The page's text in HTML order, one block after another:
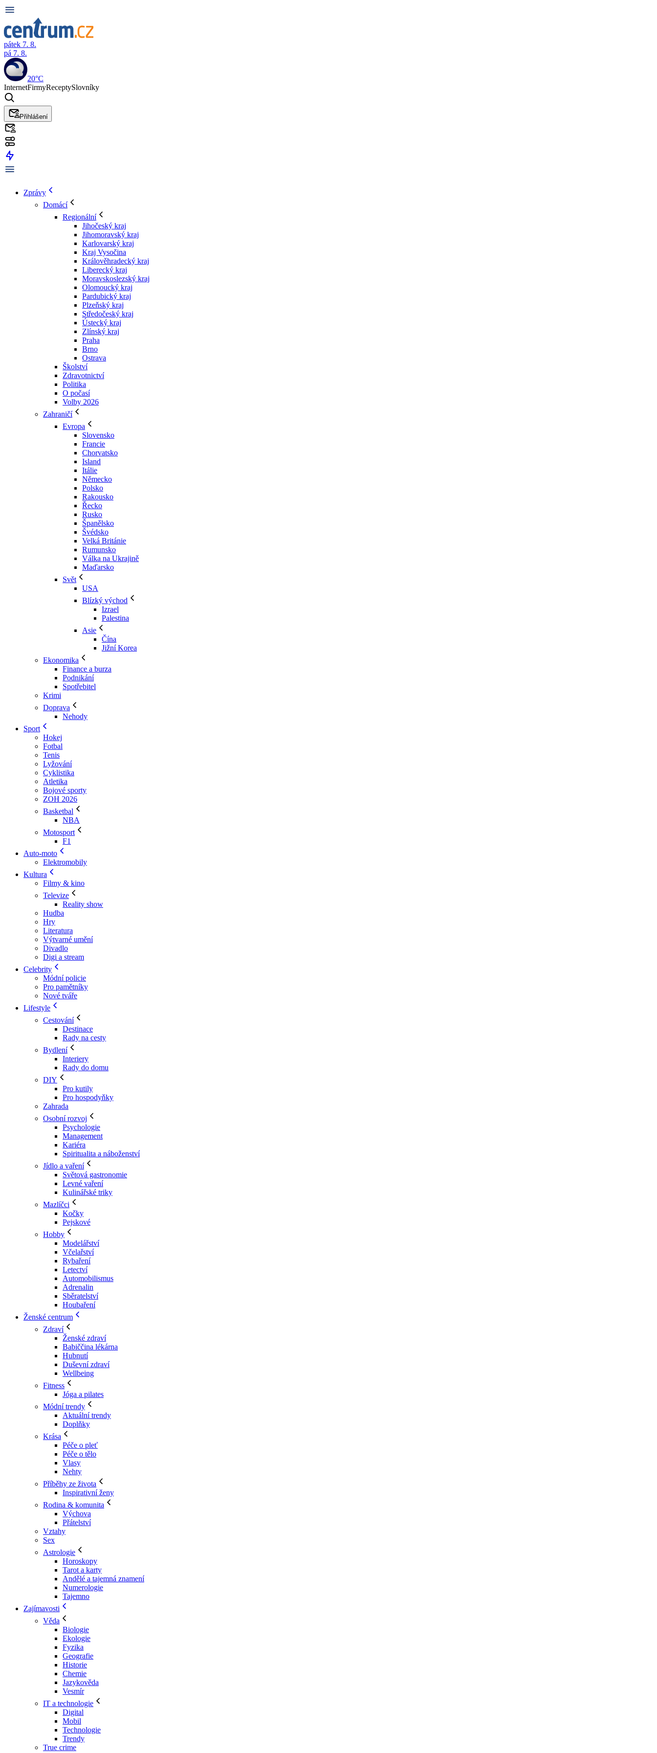
pátek 7. 8.
pá 7. 8.
20°C
InternetFirmyReceptySlovníky
Přihlášení
Zprávy
Domácí
Regionální
Jihočeský kraj
Jihomoravský kraj
Karlovarský kraj
Kraj Vysočina
Králověhradecký kraj
Liberecký kraj
Moravskoslezský kraj
Olomoucký kraj
Pardubický kraj
Plzeňský kraj
Středočeský kraj
Ústecký kraj
Zlínský kraj
Praha
Brno
Ostrava
Školství
Zdravotnictví
Politika
O počasí
Volby 2026
Zahraničí
Evropa
Slovensko
Francie
Chorvatsko
Island
Itálie
Německo
Polsko
Rakousko
Řecko
Rusko
Španělsko
Švédsko
Velká Británie
Rumunsko
Válka na Ukrajině
Maďarsko
Svět
USA
Blízký východ
Izrael
Palestina
Asie
Čína
Jižní Korea
Ekonomika
Finance a burza
Podnikání
Spotřebitel
Krimi
Doprava
Nehody
Sport
Hokej
Fotbal
Tenis
Lyžování
Cyklistika
Atletika
Bojové sporty
ZOH 2026
Basketbal
NBA
Motosport
F1
Auto-moto
Elektromobily
Kultura
Filmy & kino
Televize
Reality show
Hudba
Hry
Literatura
Výtvarné umění
Divadlo
Digi a stream
Celebrity
Módní policie
Pro pamětníky
Nové tváře
Lifestyle
Cestování
Destinace
Rady na cesty
Bydlení
Interiery
Rady do domu
DIY
Pro kutily
Pro hospodyňky
Zahrada
Osobní rozvoj
Psychologie
Management
Kariéra
Spiritualita a náboženství
Jídlo a vaření
Světová gastronomie
Levné vaření
Kulinářské triky
Mazlíčci
Kočky
Pejskové
Hobby
Modelářství
Včelařství
Rybaření
Letectví
Automobilismus
Adrenalin
Sběratelství
Houbaření
Ženské centrum
Zdraví
Ženské zdraví
Babiččina lékárna
Hubnutí
Duševní zdraví
Wellbeing
Fitness
Jóga a pilates
Módní trendy
Aktuální trendy
Doplňky
Krása
Péče o pleť
Péče o tělo
Vlasy
Nehty
Příběhy ze života
Inspirativní ženy
Rodina & komunita
Výchova
Přátelství
Vztahy
Sex
Astrologie
Horoskopy
Tarot a karty
Andělé a tajemná znamení
Numerologie
Tajemno
Zajímavosti
Věda
Biologie
Ekologie
Fyzika
Geografie
Historie
Chemie
Jazykověda
Vesmír
IT a technologie
Digital
Mobil
Technologie
Trendy
True crime